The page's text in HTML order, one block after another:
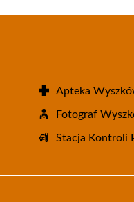
Apteka
Fotograf
Stacja Kontroli